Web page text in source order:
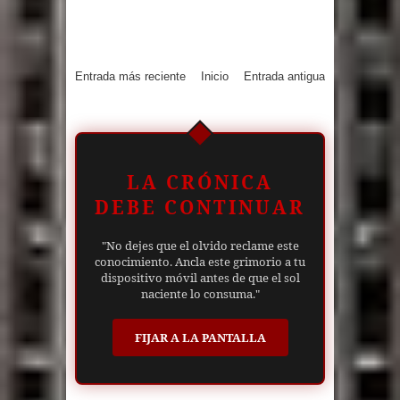
Entrada más reciente Entrada antigua
Inicio
LA CRÓNICA
DEBE CONTINUAR
"No dejes que el olvido reclame este
conocimiento. Ancla este grimorio a tu
dispositivo móvil antes de que el sol
naciente lo consuma."
FIJAR A LA PANTALLA